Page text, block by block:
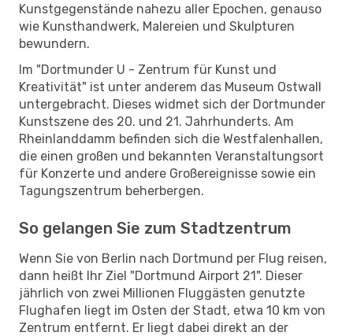
Kunstgegenstände nahezu aller Epochen, genauso
wie Kunsthandwerk, Malereien und Skulpturen
bewundern.
Im "Dortmunder U - Zentrum für Kunst und
Kreativität" ist unter anderem das Museum Ostwall
untergebracht. Dieses widmet sich der Dortmunder
Kunstszene des 20. und 21. Jahrhunderts. Am
Rheinlanddamm befinden sich die Westfalenhallen,
die einen großen und bekannten Veranstaltungsort
für Konzerte und andere Großereignisse sowie ein
Tagungszentrum beherbergen.
So gelangen Sie zum Stadtzentrum
Wenn Sie von Berlin nach Dortmund per Flug reisen,
dann heißt Ihr Ziel "Dortmund Airport 21". Dieser
jährlich von zwei Millionen Fluggästen genutzte
Flughafen liegt im Osten der Stadt, etwa 10 km von
Zentrum entfernt. Er liegt dabei direkt an der